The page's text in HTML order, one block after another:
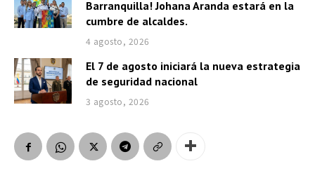
Barranquilla! Johana Aranda estará en la
cumbre de alcaldes.
4 agosto, 2026
El 7 de agosto iniciará la nueva estrategia
de seguridad nacional
3 agosto, 2026